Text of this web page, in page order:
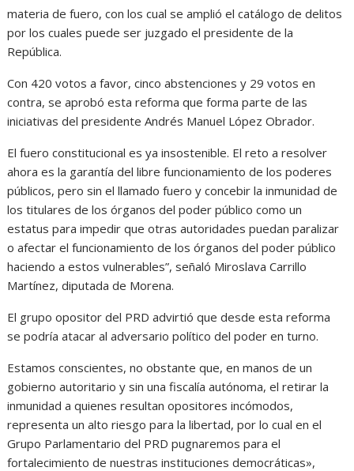
materia de fuero, con los cual se amplió el catálogo de delitos
por los cuales puede ser juzgado el presidente de la
República.
Con 420 votos a favor, cinco abstenciones y 29 votos en
contra, se aprobó esta reforma que forma parte de las
iniciativas del presidente Andrés Manuel López Obrador.
El fuero constitucional es ya insostenible. El reto a resolver
ahora es la garantía del libre funcionamiento de los poderes
públicos, pero sin el llamado fuero y concebir la inmunidad de
los titulares de los órganos del poder público como un
estatus para impedir que otras autoridades puedan paralizar
o afectar el funcionamiento de los órganos del poder público
haciendo a estos vulnerables”, señaló Miroslava Carrillo
Martínez, diputada de Morena.
El grupo opositor del PRD advirtió que desde esta reforma
se podría atacar al adversario político del poder en turno.
Estamos conscientes, no obstante que, en manos de un
gobierno autoritario y sin una fiscalía autónoma, el retirar la
inmunidad a quienes resultan opositores incómodos,
representa un alto riesgo para la libertad, por lo cual en el
Grupo Parlamentario del PRD pugnaremos para el
fortalecimiento de nuestras instituciones democráticas»,